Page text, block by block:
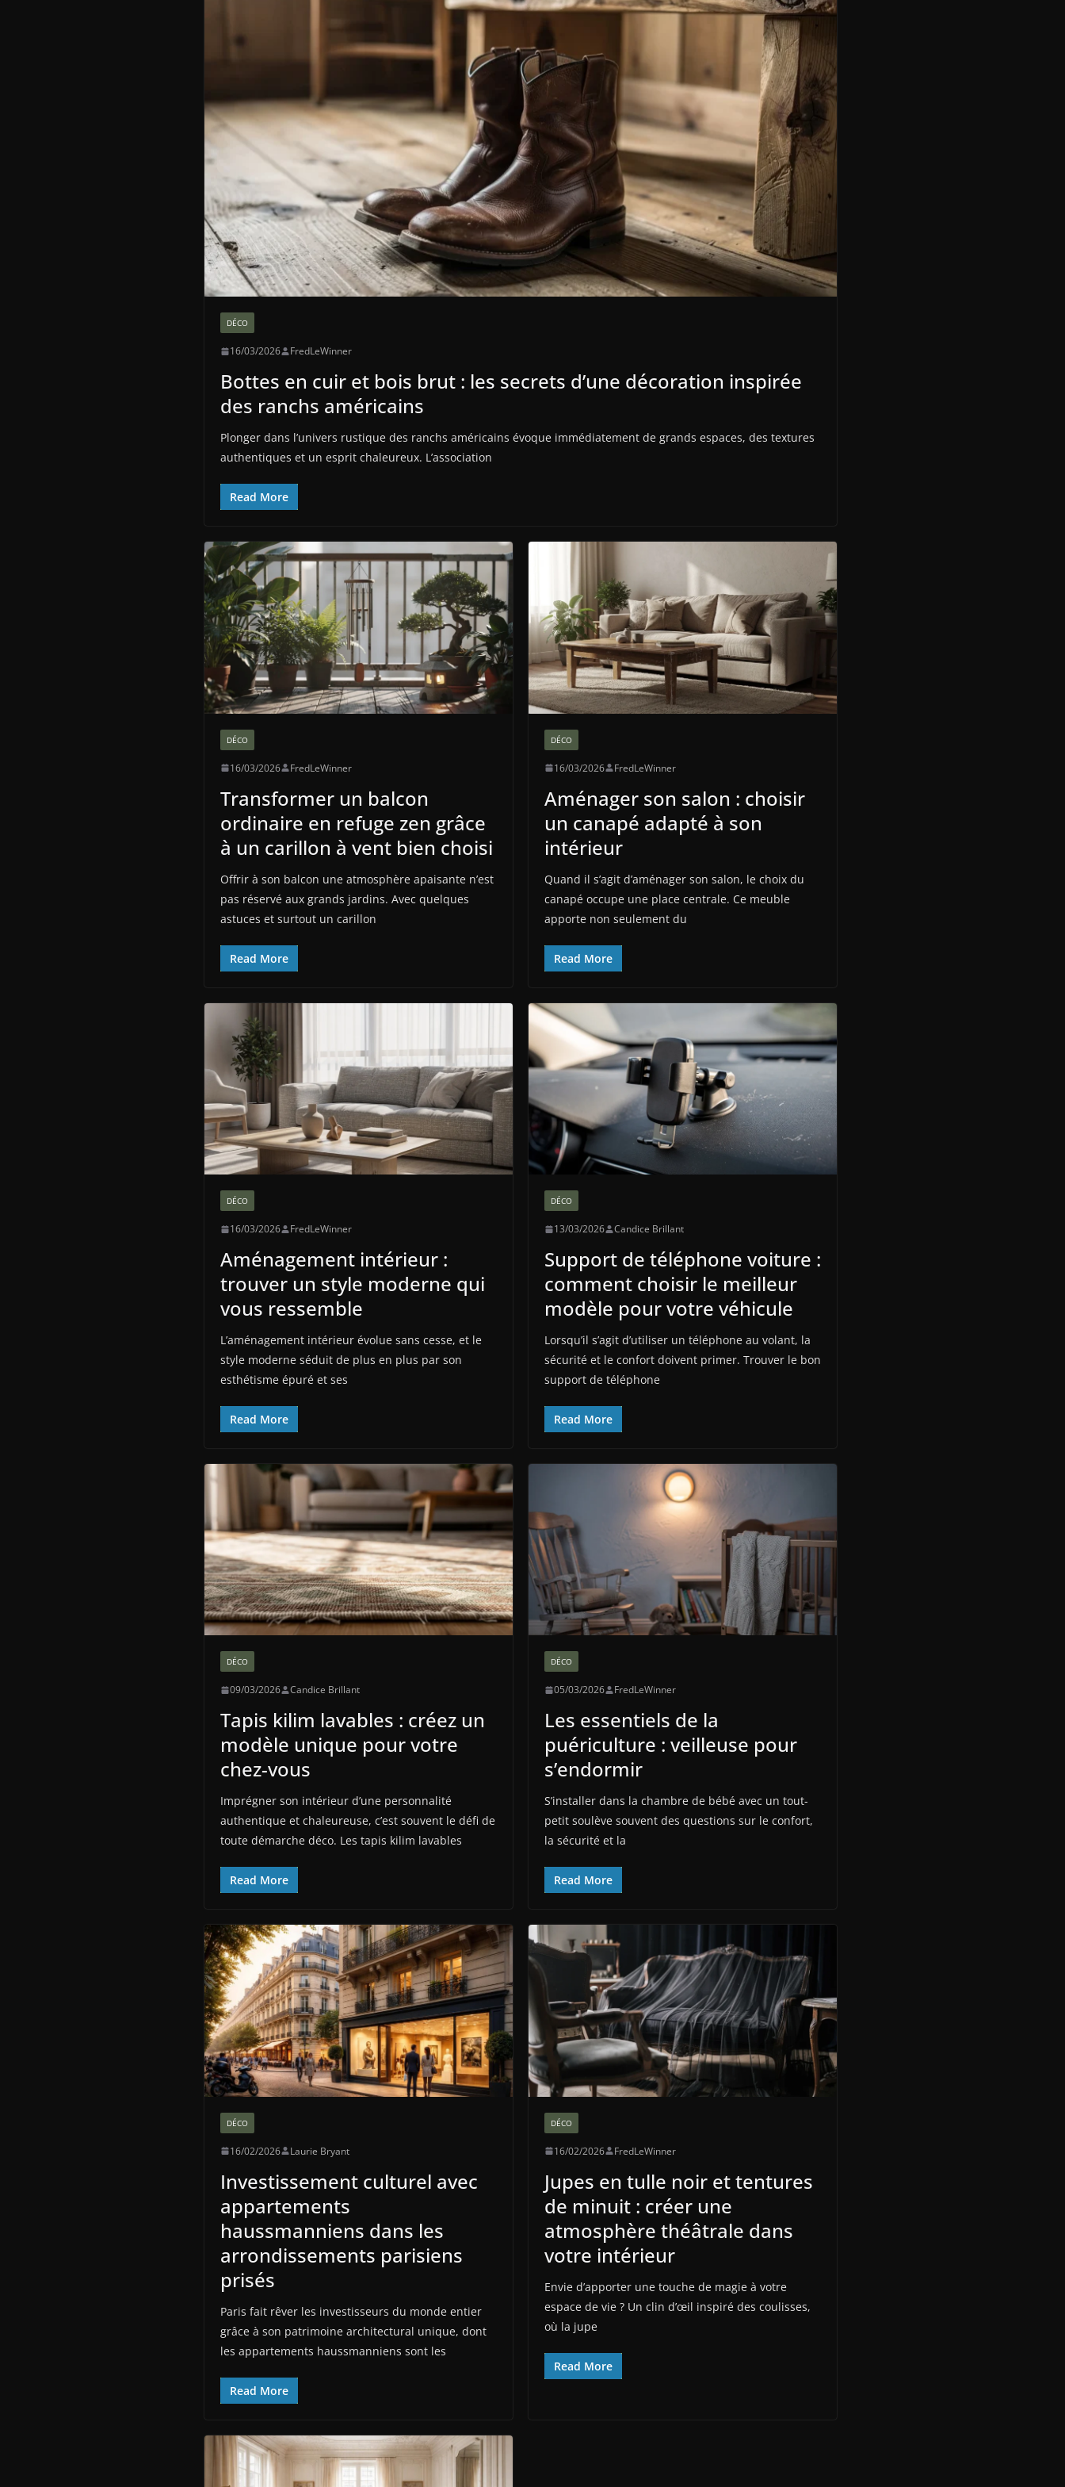
DÉCO
16/03/2026 FredLeWinner
Bottes en cuir et bois brut : les secrets d’une décoration inspirée
des ranchs américains
Plonger dans l’univers rustique des ranchs américains évoque immédiatement de grands espaces, des textures
authentiques et un esprit chaleureux. L’association
Read More
DÉCO
16/03/2026 FredLeWinner
Transformer un balcon
ordinaire en refuge zen grâce
à un carillon à vent bien choisi
Offrir à son balcon une atmosphère apaisante n’est
pas réservé aux grands jardins. Avec quelques
astuces et surtout un carillon
Read More
DÉCO
16/03/2026 FredLeWinner
Aménager son salon : choisir
un canapé adapté à son
intérieur
Quand il s’agit d’aménager son salon, le choix du
canapé occupe une place centrale. Ce meuble
apporte non seulement du
Read More
DÉCO
16/03/2026 FredLeWinner
Aménagement intérieur :
trouver un style moderne qui
vous ressemble
L’aménagement intérieur évolue sans cesse, et le
style moderne séduit de plus en plus par son
esthétisme épuré et ses
Read More
DÉCO
13/03/2026 Candice Brillant
Support de téléphone voiture :
comment choisir le meilleur
modèle pour votre véhicule
Lorsqu’il s’agit d’utiliser un téléphone au volant, la
sécurité et le confort doivent primer. Trouver le bon
support de téléphone
Read More
DÉCO
09/03/2026 Candice Brillant
Tapis kilim lavables : créez un
modèle unique pour votre
chez-vous
Imprégner son intérieur d’une personnalité
authentique et chaleureuse, c’est souvent le défi de
toute démarche déco. Les tapis kilim lavables
Read More
DÉCO
05/03/2026 FredLeWinner
Les essentiels de la
puériculture : veilleuse pour
s’endormir
S’installer dans la chambre de bébé avec un tout-
petit soulève souvent des questions sur le confort,
la sécurité et la
Read More
DÉCO
16/02/2026 Laurie Bryant
Investissement culturel avec
appartements
haussmanniens dans les
arrondissements parisiens
prisés
Paris fait rêver les investisseurs du monde entier
grâce à son patrimoine architectural unique, dont
les appartements haussmanniens sont les
Read More
DÉCO
16/02/2026 FredLeWinner
Jupes en tulle noir et tentures
de minuit : créer une
atmosphère théâtrale dans
votre intérieur
Envie d’apporter une touche de magie à votre
espace de vie ? Un clin d’œil inspiré des coulisses,
où la jupe
Read More